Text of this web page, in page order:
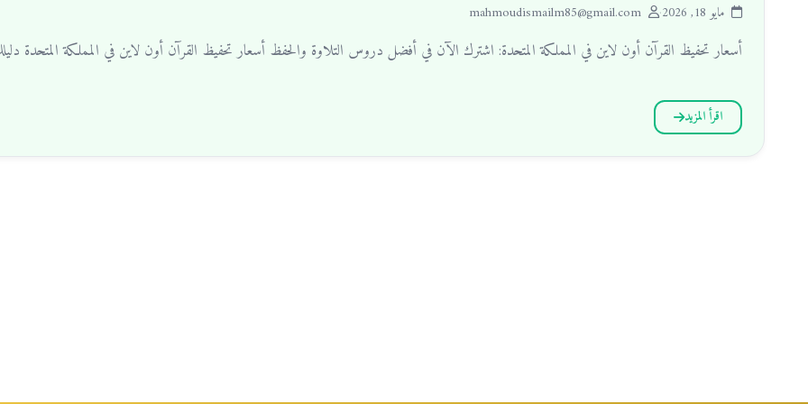
مايو 18, 2026 ·
أسعار تحفيظ القرآن أون لاين في المملكة المتحدة: اشترك الآن في أفضل دروس التلاوة والحفظ أسعار تحفيظ القرآن أون لاين في المملكة المتحدة
اقرأ المزيد